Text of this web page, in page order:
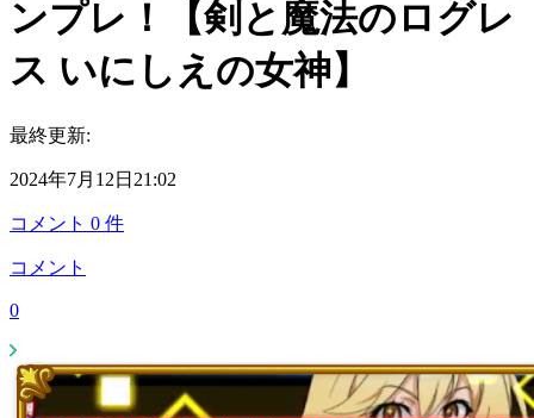
ンプレ！【剣と魔法のログレ
ス いにしえの女神】
最終更新:
2024年7月12日21:02
コメント 0 件
コメント
0